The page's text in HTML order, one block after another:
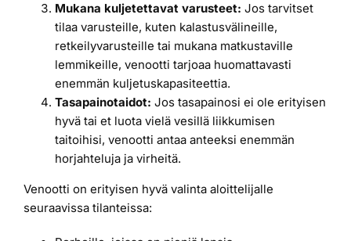
Mukana kuljetettavat varusteet: Jos tarvitset
tilaa varusteille, kuten kalastusvälineille,
retkeilyvarusteille tai mukana matkustaville
lemmikeille, venootti tarjoaa huomattavasti
enemmän kuljetuskapasiteettia.
Tasapainotaidot: Jos tasapainosi ei ole erityisen
hyvä tai et luota vielä vesillä liikkumisen
taitoihisi, venootti antaa anteeksi enemmän
horjahteluja ja virheitä.
Venootti on erityisen hyvä valinta aloittelijalle
seuraavissa tilanteissa: